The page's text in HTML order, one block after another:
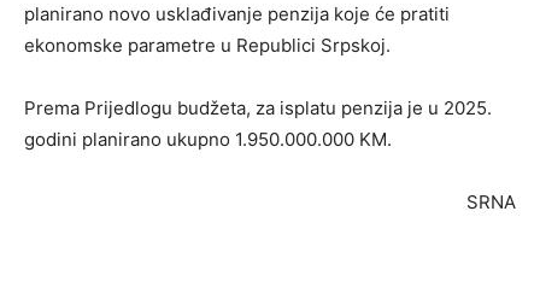
planirano novo usklađivanje penzija koje će pratiti
ekonomske parametre u Republici Srpskoj.
Prema Prijedlogu budžeta, za isplatu penzija je u 2025.
godini planirano ukupno 1.950.000.000 KM.
SRNA